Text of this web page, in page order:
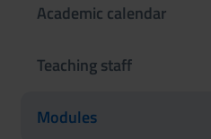
Academic calendar
Teaching staff
Modules